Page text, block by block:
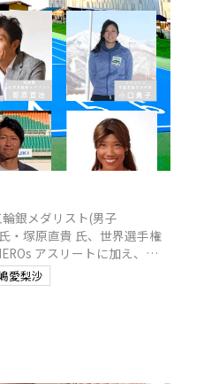
銀メダリスト(男子
・塚原直貴 氏、世界選手権
アスリートに加え、日
よりロンドン五輪日本代表
ジャネイロ五輪日本代表の
心に、トップアス リートに
たちに夢と希望を届けま
愛梨沙